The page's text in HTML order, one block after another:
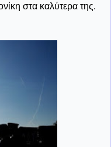
στα καλύτερα της.